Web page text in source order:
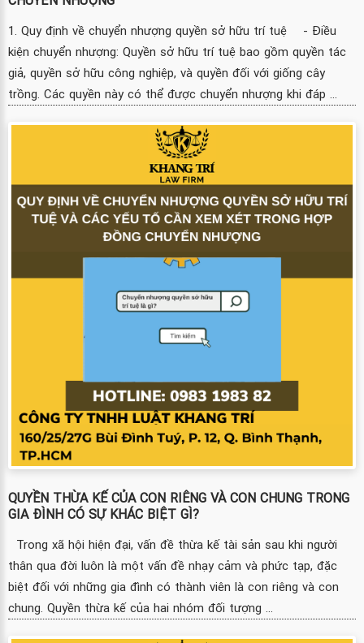
1. Quy định về chuyển nhượng quyền sở hữu trí tuệ - Điều
kiện chuyển nhượng: Quyền sở hữu trí tuệ bao gồm quyền tác
giả, quyền sở hữu công nghiệp, và quyền đối với giống cây
trồng. Các quyền này có thể được chuyển nhượng khi đáp ...
QUYỀN THỪA KẾ CỦA CON RIÊNG VÀ CON CHUNG TRONG
GIA ĐÌNH CÓ SỰ KHÁC BIỆT GÌ?
Trong xã hội hiện đại, vấn đề thừa kế tài sản sau khi người
thân qua đời luôn là một vấn đề nhạy cảm và phức tạp, đặc
biệt đối với những gia đình có thành viên là con riêng và con
chung. Quyền thừa kế của hai nhóm đối tượng ...